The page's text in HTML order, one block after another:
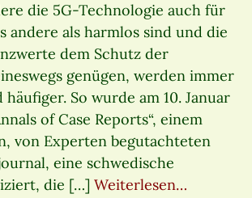
die 5G-Technologie auch für
andere als harmlos sind und die
dem Schutz der
genügen, werden immer
So wurde am 10. Januar
of Case Reports“, einem
von Experten begutachteten
eine schwedische
die […] Weiterlesen…